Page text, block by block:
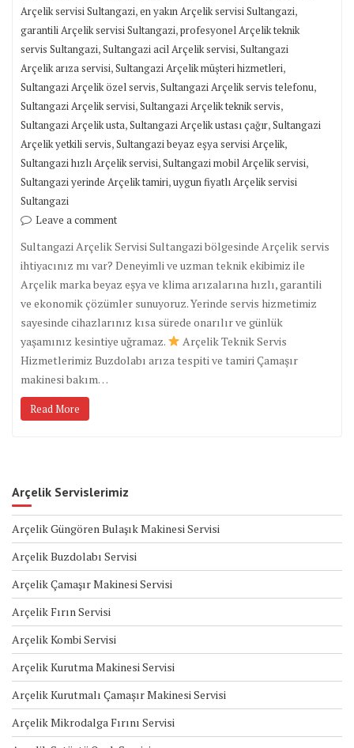
Arçelik servisi Sultangazi,en yakın Arçelik servisi Sultangazi,
garantili Arçelik servisi Sultangazi,profesyonel Arçelik teknik
servis Sultangazi,Sultangazi acil Arçelik servisi,Sultangazi
Arçelik arıza servisi,Sultangazi Arçelik müşteri hizmetleri,
Sultangazi Arçelik özel servis,Sultangazi Arçelik servis telefonu,
Sultangazi Arçelik servisi,Sultangazi Arçelik teknik servis,
Sultangazi Arçelik usta,Sultangazi Arçelik ustası çağır,Sultangazi
Arçelik yetkili servis,Sultangazi beyaz eşya servisi Arçelik,
Sultangazi hızlı Arçelik servisi,Sultangazi mobil Arçelik servisi,
Sultangazi yerinde Arçelik tamiri,uygun fiyatlı Arçelik servisi
Sultangazi
Leave a comment
Sultangazi Arçelik Servisi Sultangazi bölgesinde Arçelik servis
ihtiyacınız mı var? Deneyimli ve uzman teknik ekibimiz ile
Arçelik marka beyaz eşya ve klima arızalarına hızlı, garantili
ve ekonomik çözümler sunuyoruz. Yerinde servis hizmetimiz
sayesinde cihazlarınız kısa sürede onarılır ve günlük
yaşamınız kesintiye uğramaz.
Arçelik Teknik Servis
Hizmetlerimiz Buzdolabı arıza tespiti ve tamiri Çamaşır
makinesi bakım…
Read More
Arçelik Servislerimiz
Arçelik Güngören Bulaşık Makinesi Servisi
Arçelik Buzdolabı Servisi
Arçelik Çamaşır Makinesi Servisi
Arçelik Fırın Servisi
Arçelik Kombi Servisi
Arçelik Kurutma Makinesi Servisi
Arçelik Kurutmalı Çamaşır Makinesi Servisi
Arçelik Mikrodalga Fırını Servisi